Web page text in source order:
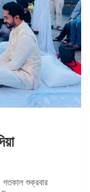
গতকাল শুক্রবার